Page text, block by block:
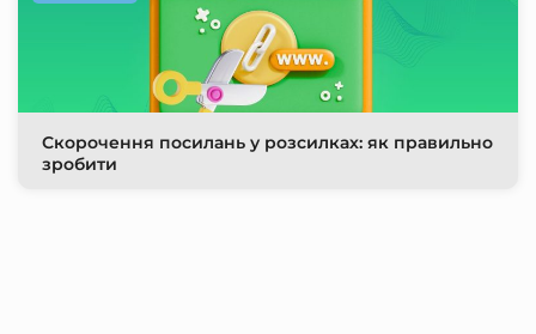
Скорочення посилань у розсилках: як правильно
зробити